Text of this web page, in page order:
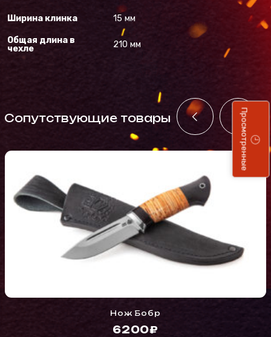
Ширина клинка 15 мм
Общая длина в
чехле
210 мм
Cопутствующие товары
Нож Бобр
6200₽
Просмотренные